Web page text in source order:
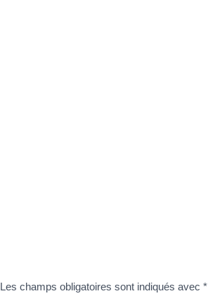
Les champs obligatoires sont indiqués avec*